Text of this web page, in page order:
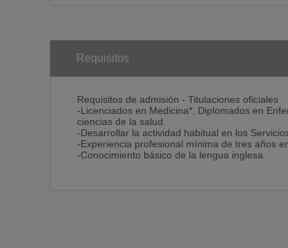
Requisitos
Requisitos de admisión - Titulaciones oficiales
-Licenciados en Medicina*, Diplomados en
ciencias de la salud.
-Desarrollar la actividad habitual en los
-Experiencia profesional mínima de tres años
-Conocimiento básico de la lengua inglesa.